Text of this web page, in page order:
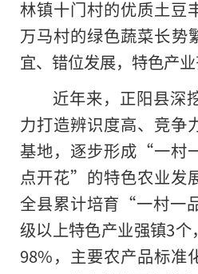
林镇十门村的优质土豆
万马村的绿色蔬菜长
宜、错位发展，特色产业
近年来，正阳县深
力打造辨识度高、竞争
基地，逐步形成“一村
点开花”的特色农业发
全县累计培育“一村一
级以上特色产业强镇3
98%，主要农产品标准